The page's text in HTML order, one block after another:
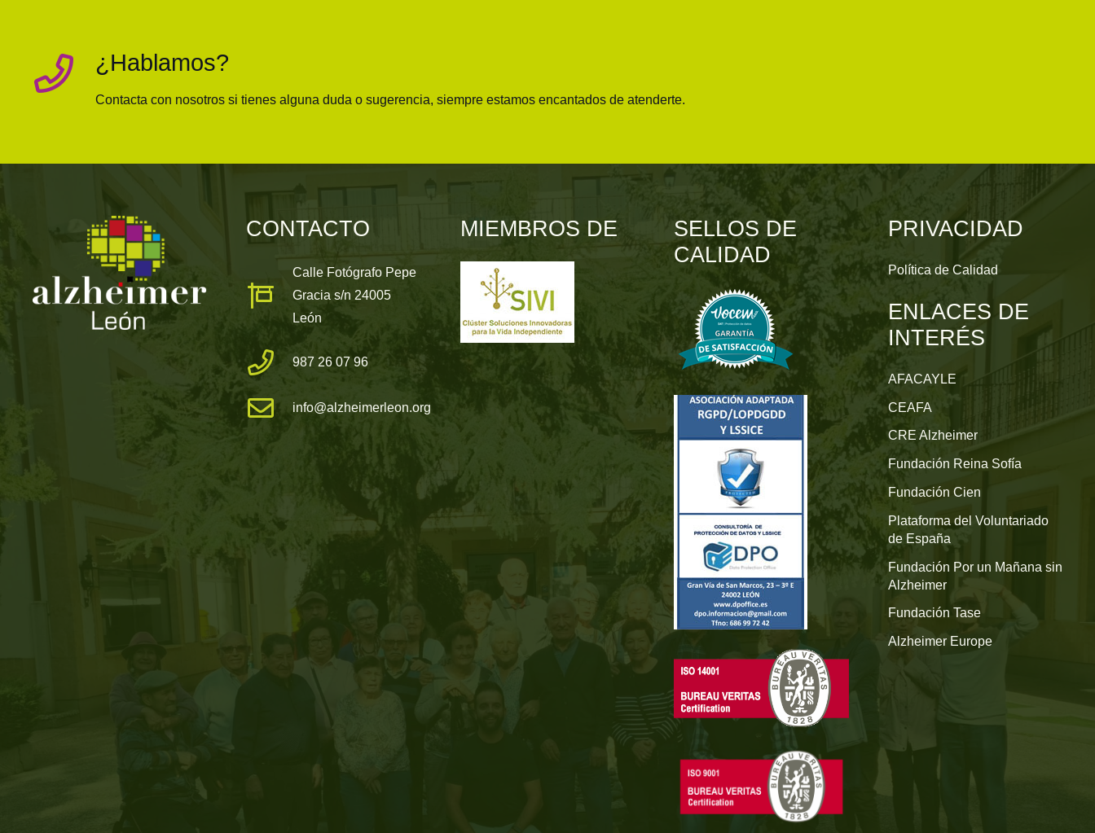
¿Hablamos?
Contacta con nosotros si tienes alguna duda o sugerencia, siempre estamos encantados de atenderte.
CONTACTO
Calle Fotógrafo Pepe
Gracia s/n 24005
León
987 26 07 96
info@alzheimerleon.org
MIEMBROS DE
SELLOS DE
CALIDAD
PRIVACIDAD
Política de Calidad
ENLACES DE
INTERÉS
AFACAYLE
CEAFA
CRE Alzheimer
Fundación Reina Sofía
Fundación Cien
Plataforma del Voluntariado
de España
Fundación Por un Mañana sin
Alzheimer
Fundación Tase
Alzheimer Europe